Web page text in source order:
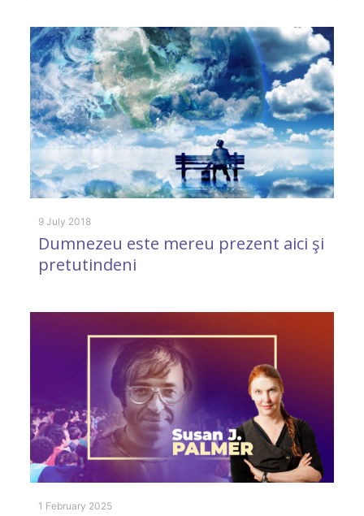
9 July 2018
Dumnezeu este mereu prezent aici şi
pretutindeni
1 February 2025